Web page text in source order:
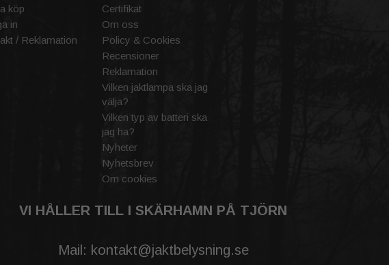
köp
in
/ Reklamation
Certifikat
Om oss
Policy & Cookies
Recensioner
Reklamation
Vilken jaktlampa ska jag
välja?
Vilken typ av batteri ska
jag ha?
Nyheter
Nyhetsbrev
Om cookies
VI HÅLLER TILL I SKÄRHAMN PÅ TJÖRN
Mail: kontakt@jaktbelysning.se